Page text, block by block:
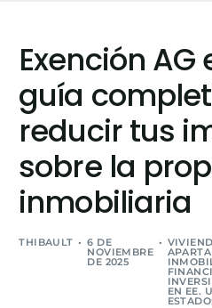
Exención AG
guía
reducir tus
sobre la
inmobiliaria
THIBAULT 6 DE
NOVIEMBRE
DE 2025
EN EE.